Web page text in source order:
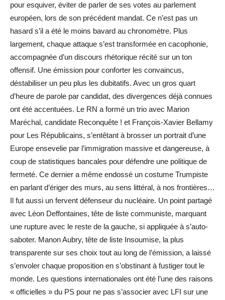
pour esquiver, éviter de parler de ses votes au parlement
européen, lors de son précédent mandat. Ce n’est pas un
hasard s’il a été le moins bavard au chronomètre. Plus
largement, chaque attaque s’est transformée en cacophonie,
accompagnée d’un discours rhétorique récité sur un ton
offensif. Une émission pour conforter les convaincus,
déstabiliser un peu plus les dubitatifs. Avec un gros quart
d’heure de parole par candidat, des divergences déjà connues
ont été accentuées. Le RN a formé un trio avec Marion
Maréchal, candidate Reconquête ! et François-Xavier Bellamy
pour Les Républicains, s’entêtant à brosser un portrait d’une
Europe ensevelie par l’immigration massive et dangereuse, à
coup de statistiques bancales pour défendre une politique de
fermeté. Ce dernier a même endossé un costume Trumpiste
en parlant d’ériger des murs, au sens littéral, à nos frontières…
Il fut aussi un fervent défenseur du nucléaire. Un point partagé
avec Léon Deffontaines, tête de liste communiste, marquant
une rupture avec le reste de la gauche, si appliquée à s’auto-
saboter. Manon Aubry, tête de liste Insoumise, la plus
transparente sur ses choix tout au long de l’émission, a laissé
s’envoler chaque proposition en s’obstinant à fustiger tout le
monde. Les questions internationales ont été l’une des raisons
« officielles » du PS pour ne pas s’associer avec LFI sur une